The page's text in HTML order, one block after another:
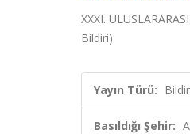
XXXI.
Bildiri)
Yayın Türü:
Basıldığı Şehir: